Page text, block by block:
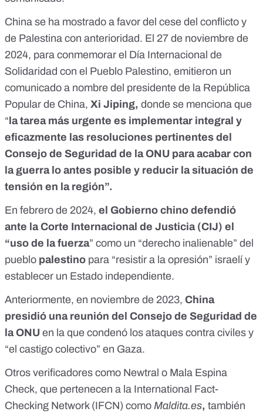
China se ha mostrado a favor del cese del conflicto y
de Palestina con anterioridad. El 27 de noviembre de
2024, para conmemorar el Día Internacional de
Solidaridad con el Pueblo Palestino, emitieron un
comunicado a nombre del presidente de la República
Popular de China, Xi Jiping, donde se menciona que
“la tarea más urgente es implementar integral y
eficazmente las resoluciones pertinentes del
Consejo de Seguridad de la ONU para acabar con
la guerra lo antes posible y reducir la situación de
tensión en la región”.
En febrero de 2024, el Gobierno chino defendió
ante la Corte Internacional de Justicia (CIJ) el
“uso de la fuerza” como un “derecho inalienable” del
pueblo palestino para “resistir a la opresión” israelí y
establecer un Estado independiente.
Anteriormente, en noviembre de 2023, China
presidió una reunión del Consejo de Seguridad de
la ONU en la que condenó los ataques contra civiles y
“el castigo colectivo” en Gaza.
Otros verificadores como Newtral o Mala Espina
Check, que pertenecen a la International Fact-
Checking Network (IFCN) como Maldita.es, también